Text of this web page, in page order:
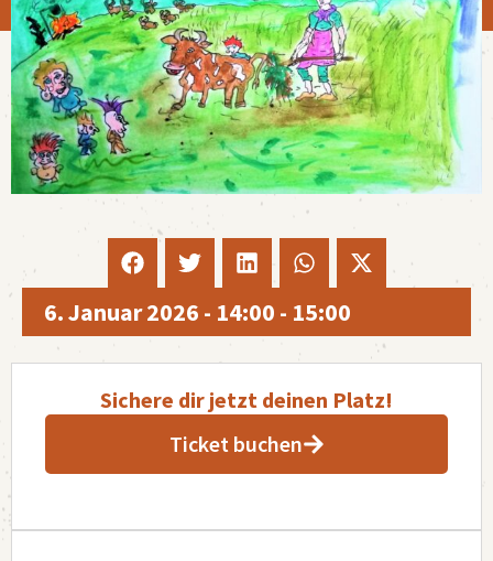
6. Januar 2026 - 14:00 - 15:00
Sichere dir jetzt deinen Platz!
Ticket buchen